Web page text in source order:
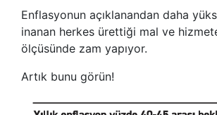
Enflasyonun açıklanandan daha
inanan herkes ürettiği mal ve
ölçüsünde zam yapıyor.
Artık bunu görün!